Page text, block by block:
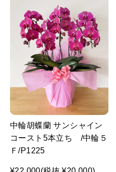
中輪胡蝶蘭 サンシャイン
コースト5本立ち /中輪５
Ｆ/P1225